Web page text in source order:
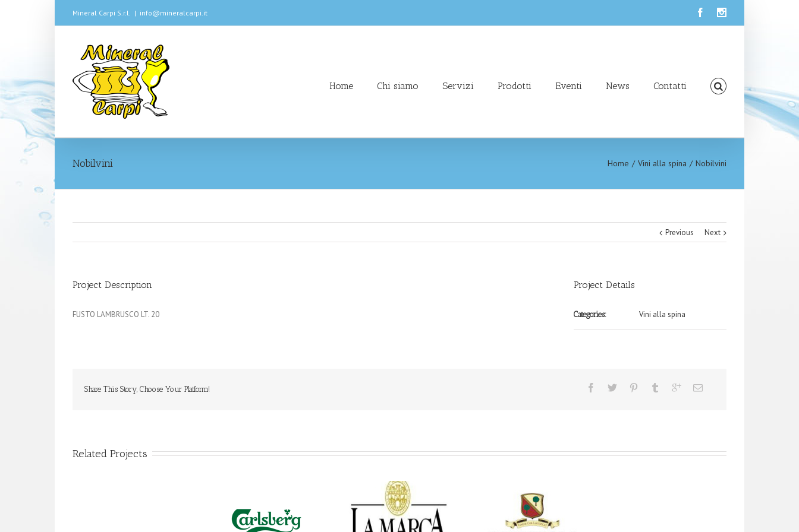
Mineral Carpi S.r.l. | info@mineralcarpi.it
Home Chi siamo Servizi Prodotti Eventi News Contatti
Nobilvini Home Vini alla spina Nobilvini
Previous Next
Project Description
FUSTO LAMBRUSCO LT. 20
Project Details
Categories: Vini alla spina
Share This Story, Choose Your Platform!
Related Projects